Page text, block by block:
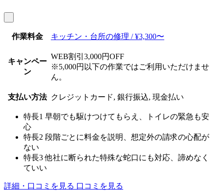
作業料金 キッチン・台所の修理 / ¥3,300〜
キャンペー
ン
WEB割引3,000円OFF
※5,000円以下の作業ではご利用いただけませ
ん。
支払い方法 クレジットカード, 銀行振込, 現金払い
特長1 早朝でも駆けつけてもらえ、トイレの緊急も安
心
特長2 段階ごとに料金を説明、想定外の請求の心配が
ない
特長3 他社に断られた特殊な蛇口にも対応、諦めなく
ていい
詳細・口コミを見る 口コミを見る